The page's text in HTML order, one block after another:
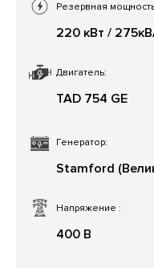
Двигатель:
TAD 754 GE
Напряжение :
400 В
Резервная
220 кВт /
Генератор:
Stamford